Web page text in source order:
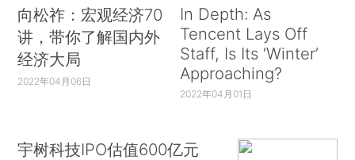
向松祚：宏观经济70
讲，带你了解国内外
经济大局
2022年04月06日
In Depth: As
Tencent Lays Off
Staff, Is Its ‘Winter’
Approaching?
2022年04月01日
宇树科技IPO估值600亿元